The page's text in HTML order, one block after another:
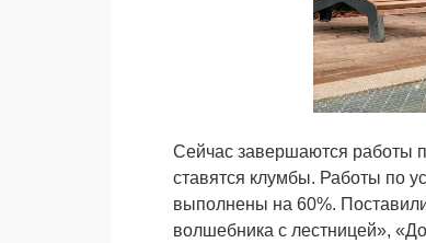
Сейчас завершаются работы
ставятся клумбы. Работы по
выполнены на 60%.
волшебника с лестницей»,